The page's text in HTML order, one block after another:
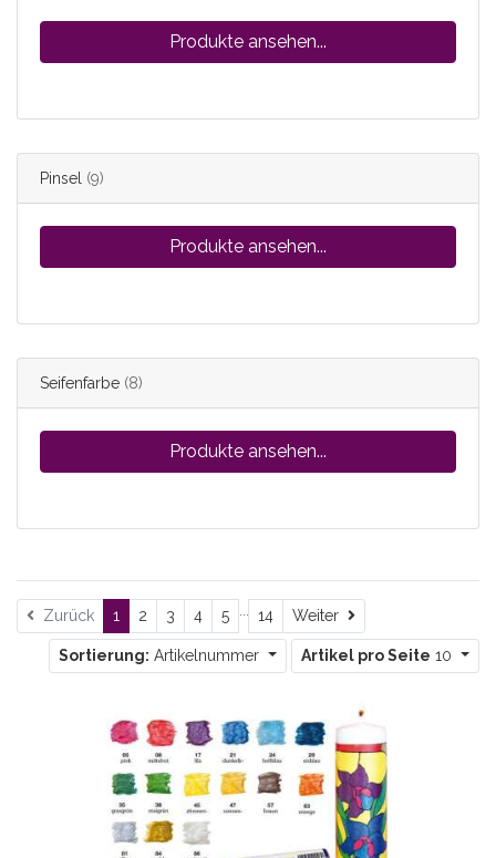
Produkte ansehen...
Pinsel (9)
Produkte ansehen...
Seifenfarbe (8)
Produkte ansehen...
Zurück 1 2 3 4 5 14 Weiter Weiter
Sortierung: Artikelnummer Artikel pro Seite 10